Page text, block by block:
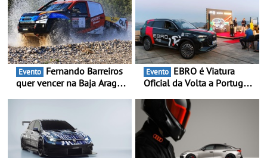
Evento
quer vencer na Baja Aragón
Bajas
Evento
Oficial da Volta a Portugal
presença nacional ao lado
da mítica prova de ciclismo
e leva a sua gama SUV
multi-energia às estradas
de Portugal